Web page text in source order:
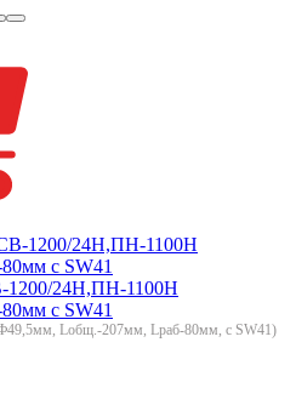
1200/24H,ПН-1100Н
с SW41
Lобщ.-207мм, Lраб-80мм, с SW41)